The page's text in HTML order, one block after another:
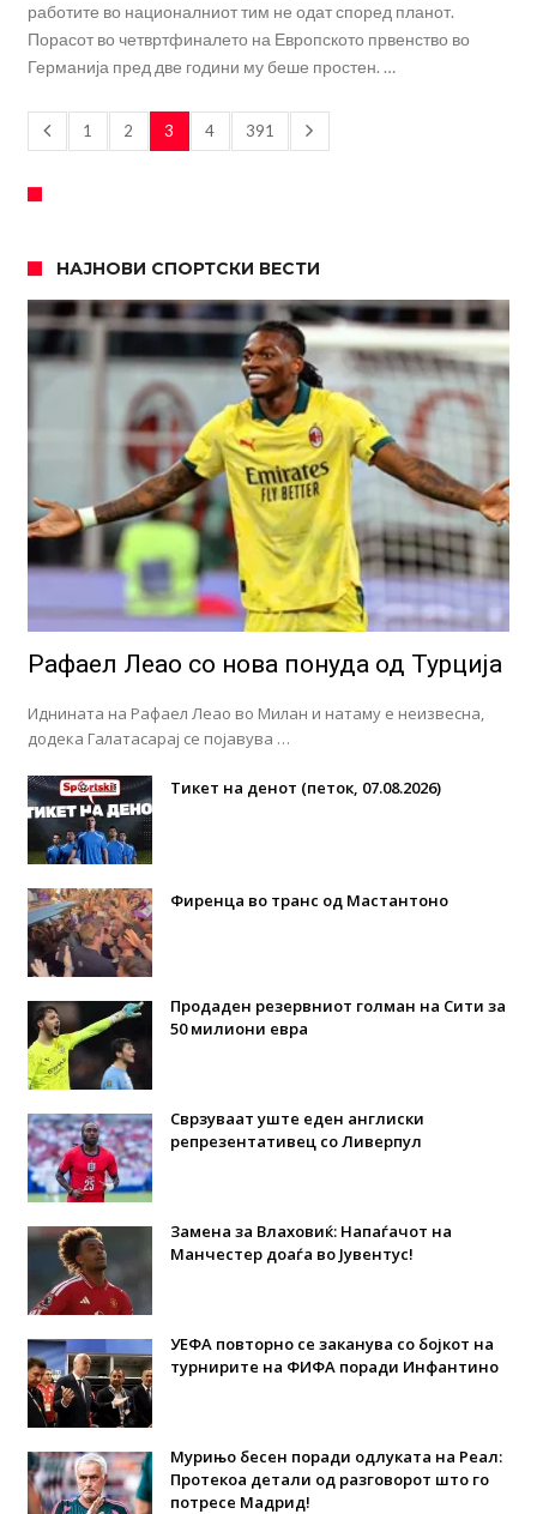
работите во националниот тим не одат според планот.
Порасот во четвртфиналето на Европското првенство во
Германија пред две години му беше простен. …
1 2 3 4 391
НАЈНОВИ СПОРТСКИ ВЕСТИ
Рафаел Леао со нова понуда од Турција
Иднината на Рафаел Леао во Милан и натаму е неизвесна,
додека Галатасарај се појавува …
Тикет на денот (петок, 07.08.2026)
Фиренца во транс од Мастантоно
Продаден резервниот голман на Сити за
50 милиони евра
Сврзуваат уште еден англиски
репрезентативец со Ливерпул
Замена за Влаховиќ: Напаѓачот на
Манчестер доаѓа во Јувентус!
УЕФА повторно се заканува со бојкот на
турнирите на ФИФА поради Инфантино
Мурињо бесен поради одлуката на Реал:
Протекоа детали од разговорот што го
потресе Мадрид!